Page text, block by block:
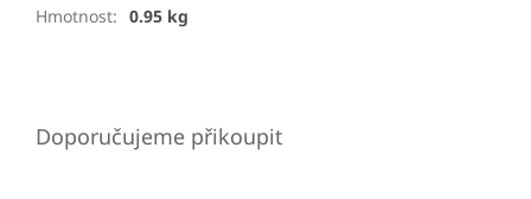
Hmotnost: 0.95 kg